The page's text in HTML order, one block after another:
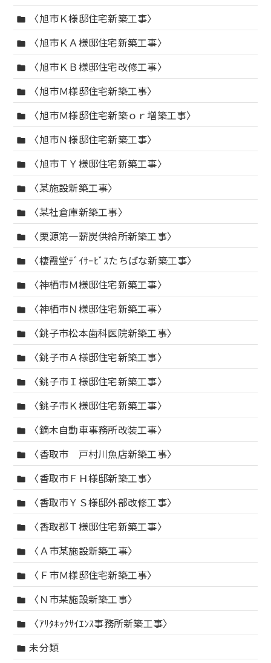
folder 〈旭市Ｋ様邸住宅新築工事〉
folder 〈旭市ＫＡ様邸住宅新築工事〉
folder 〈旭市ＫＢ様邸住宅改修工事〉
folder 〈旭市Ｍ様邸住宅新築工事〉
folder 〈旭市Ｍ様邸住宅新築ｏｒ増築工事〉
folder 〈旭市Ｎ様邸住宅新築工事〉
folder 〈旭市ＴＹ様邸住宅新築工事〉
folder 〈某施設新築工事〉
folder 〈某社倉庫新築工事〉
folder 〈栗源第一薪炭供給所新築工事〉
folder 〈棲霞堂ﾃﾞｲｻｰﾋﾞｽたちばな新築工事〉
folder 〈神栖市Ｍ様邸住宅新築工事〉
folder 〈神栖市Ｎ様邸住宅新築工事〉
folder 〈銚子市松本歯科医院新築工事〉
folder 〈銚子市Ａ様邸住宅新築工事〉
folder 〈銚子市Ｉ様邸住宅新築工事〉
folder 〈銚子市Ｋ様邸住宅新築工事〉
folder 〈鏑木自動車事務所改装工事〉
folder 〈香取市 戸村川魚店新築工事〉
folder 〈香取市ＦＨ様邸新築工事〉
folder 〈香取市ＹＳ様邸外部改修工事〉
folder 〈香取郡Ｔ様邸住宅新築工事〉
folder 〈Ａ市某施設新築工事〉
folder 〈Ｆ市Ｍ様邸住宅新築工事〉
folder 〈Ｎ市某施設新築工事〉
folder 〈ｱﾘﾀﾎｯｸｻｲｴﾝｽ事務所新築工事〉
folder 未分類